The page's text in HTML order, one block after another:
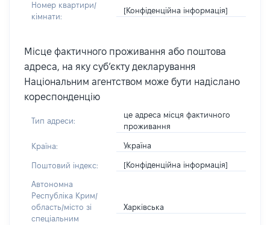
Номер квартири/
кімнати:
[Конфіденційна інформація]
Місце фактичного проживання або поштова
адреса, на яку суб’єкту декларування
Національним агентством може бути надіслано
кореспонденцію
Тип адреси:
це адреса місця фактичного
проживання
Країна: Україна
Поштовий індекс: [Конфіденційна інформація]
Автономна
Республіка Крим/
область/місто зі
спеціальним
Харківська